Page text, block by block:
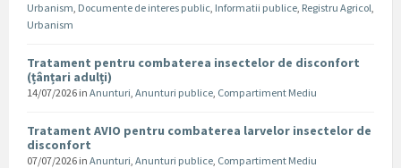
Urbanism, Documente de interes public, Informatii publice, Registru Agricol,
Urbanism
Tratament pentru combaterea insectelor de disconfort
(țânțari adulți)
14/07/2026 in Anunturi, Anunturi publice, Compartiment Mediu
Tratament AVIO pentru combaterea larvelor insectelor de
disconfort
07/07/2026 in Anunturi, Anunturi publice, Compartiment Mediu